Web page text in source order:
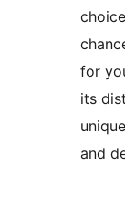
for
its
and